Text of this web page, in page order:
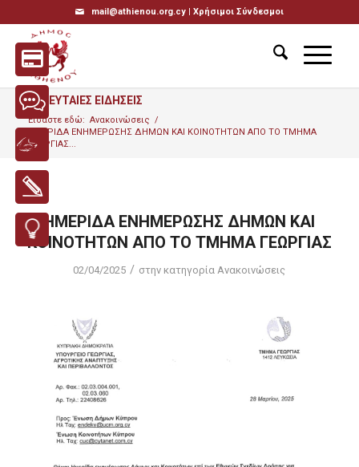
mail@athienou.org.cy | Χρήσιμοι Σύνδεσμοι
ΤΕΛΕΥΤΑΙΕΣ ΕΙΔΗΣΕΙΣ
Είσαστε εδώ: Ανακοινώσεις /
ΗΜΕΡΙΔΑ ΕΝΗΜΕΡΩΣΗΣ ΔΗΜΩΝ ΚΑΙ ΚΟΙΝΟΤΗΤΩΝ ΑΠΟ ΤΟ ΤΜΗΜΑ
ΓΕΩΡΓΙΑΣ...
ΗΜΕΡΙΔΑ ΕΝΗΜΕΡΩΣΗΣ ΔΗΜΩΝ ΚΑΙ
ΚΟΙΝΟΤΗΤΩΝ ΑΠΟ ΤΟ ΤΜΗΜΑ ΓΕΩΡΓΙΑΣ
02/04/2025 / στην κατηγορίαΑνακοινώσεις